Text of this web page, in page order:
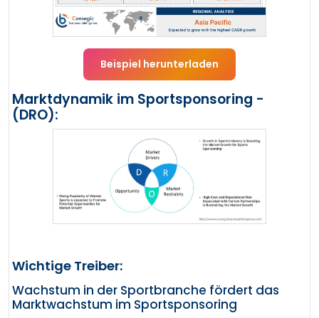
Beispiel herunterladen
Marktdynamik im Sportsponsoring -
(DRO):
Wichtige Treiber:
Wachstum in der Sportbranche fördert das
Marktwachstum im Sportsponsoring